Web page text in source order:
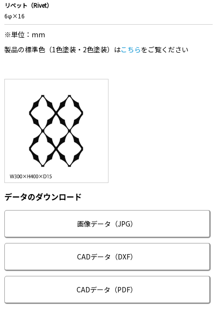
リベット（Rivet）
6φ×16
※単位：mm
製品の標準色（1色塗装・2色塗装）はこちらをご覧ください
データのダウンロード
画像データ（JPG）
CADデータ（DXF）
CADデータ（PDF）